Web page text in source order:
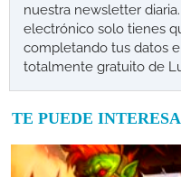
nuestra newsletter
electrónico solo tienes
completando tus datos
totalmente gratuito de
TE PUEDE